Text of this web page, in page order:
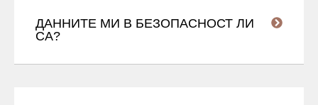
ДАННИТЕ МИ В БЕЗОПАСНОСТ ЛИ
СА?